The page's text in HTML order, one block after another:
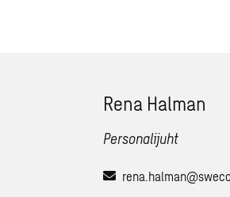
Rena Halman
Personalijuht